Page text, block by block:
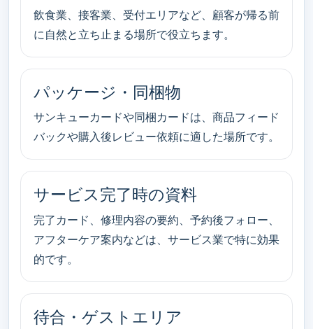
飲食業、接客業、受付エリアなど、顧客が帰る前
に自然と立ち止まる場所で役立ちます。
パッケージ・同梱物
サンキューカードや同梱カードは、商品フィード
バックや購入後レビュー依頼に適した場所です。
サービス完了時の資料
完了カード、修理内容の要約、予約後フォロー、
アフターケア案内などは、サービス業で特に効果
的です。
待合・ゲストエリア